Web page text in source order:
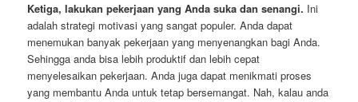
Ketiga, lakukan pekerjaan yang Anda suka dan senangi. Ini
adalah strategi motivasi yang sangat populer. Anda dapat
menemukan banyak pekerjaan yang menyenangkan bagi Anda.
Sehingga anda bisa lebih produktif dan lebih cepat
menyelesaikan pekerjaan. Anda juga dapat menikmati proses
yang membantu Anda untuk tetap bersemangat. Nah, kalau anda